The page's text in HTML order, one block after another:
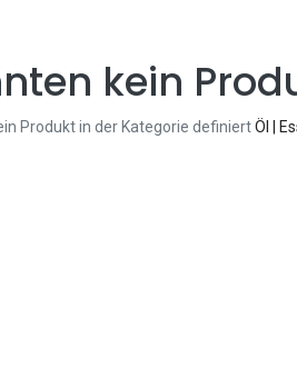
kein
Produkt in der Kategorie definiertÖl |